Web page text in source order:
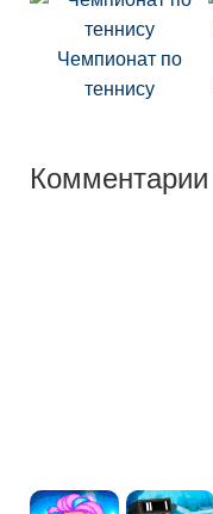
Чемпионат по
теннису
Комментарии